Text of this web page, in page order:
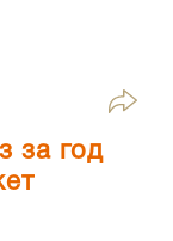
за год